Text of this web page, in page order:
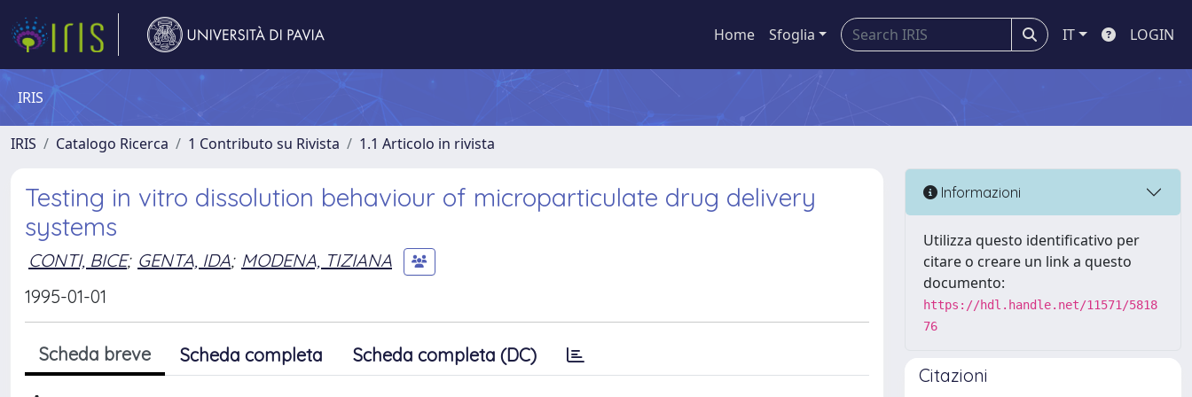
Home Sfoglia IT LOGIN
IRIS
IRIS Catalogo Ricerca 1 Contributo su Rivista 1.1 Articolo in rivista
Testing in vitro dissolution behaviour of microparticulate drug delivery
systems
CONTI, BICE; GENTA, IDA; MODENA, TIZIANA
1995-01-01
Scheda breve Scheda completa Scheda completa (DC)
Informazioni
Utilizza questo identificativo per
citare o creare un link a questo
documento:
https://hdl.handle.net/11571/5818
76
Citazioni